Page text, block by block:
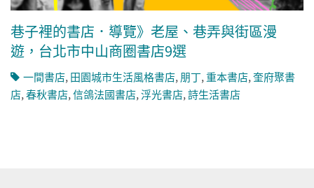
巷子裡的書店．導覽》老屋、巷弄與街區漫
遊，台北市中山商圈書店9選
一間書店,田園城市生活風格書店,朋丁,重本書店,奎府聚書
店,春秋書店,信鴿法國書店,浮光書店,詩生活書店